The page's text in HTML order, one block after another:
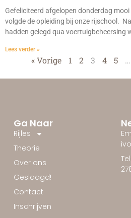
Gefeliciteerd afgelopen donderdag
volgde de opleiding bij onze rijschool.
hadden gelegd qua voertuigbeheersing
Lees verder »
« Vorige 1 2 3 4 5 …
Ga Naar
Rijles
Theorie
Over ons
Geslaagd!
Contact
Inschrijven